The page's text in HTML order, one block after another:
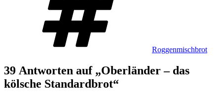
Roggenmischbrot
39 Antworten auf „Oberländer – das
kölsche Standardbrot“